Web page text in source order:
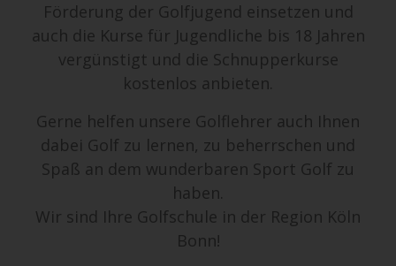
Förderung der Golfjugend einsetzen und
auch die Kurse für Jugendliche bis 18 Jahren
vergünstigt und die Schnupperkurse
kostenlos anbieten.
Gerne helfen unsere Golflehrer auch Ihnen
dabei Golf zu lernen, zu beherrschen und
Spaß an dem wunderbaren Sport Golf zu
haben.
Wir sind Ihre Golfschule in der Region Köln
Bonn!